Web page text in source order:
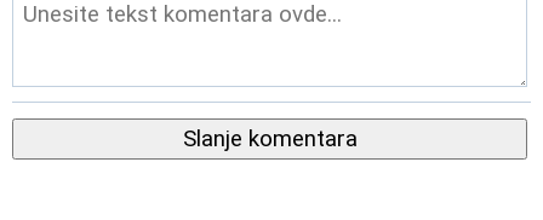
Slanje komentara